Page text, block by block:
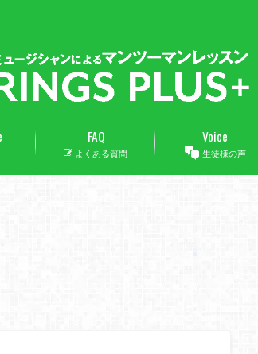
FAQ
よくある質問
Voice
生徒様の声